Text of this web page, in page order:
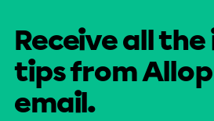
Receive all
tips from
email.